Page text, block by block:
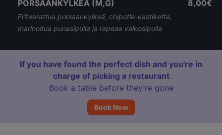
PORSAANKYLKEÄ (M,G)
Friteerattua porsaankylkeä, chipotle-kastiketta,
marinoitua punasipulia ja rapeaa valkosipulia
8,00€
If you have found the perfect dish and you're in
charge of picking a restaurant
Book a table before they’re gone
Book Now